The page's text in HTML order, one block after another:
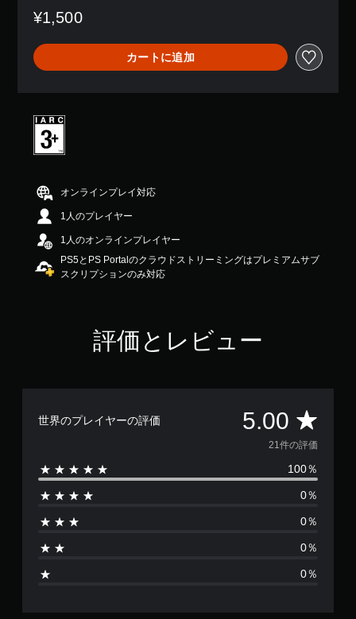
は
1
、
平
価
は
中
5
で
す
¥1,500
カートに追加
オンラインプレイ対応
1人のプレイヤー
1人のオンラインプレイヤー
PS5とPS Portalのクラウドストリーミングはプレミアムサブ
スクリプションのみ対応
評価とレビュー
世界のプレイヤーの評価 5.00 評
価
数
は
1
21件の評価
100％
0％
0％
0％
0％